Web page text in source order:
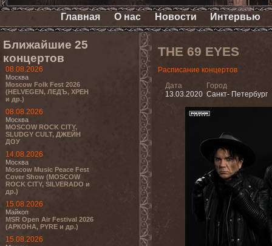
Главная О нас Новости Интервью
Ближайшие 25
концертов
08.08.2026
Москва
Moscow Folk Fest 2026
(HELVEGEN, ЛЕДЪ, ХРЕН
и др.)
08.08.2026
Москва
MOSCOW ROCK CITY,
SLUDGY CULT, ДЖЕЙН
ДОУ
14.08.2026
Москва
Moscow Music Peace Fest
Cover Show (MOSCOW
ROCK CITY, SILVERADO и
др.)
15.08.2026
Майкоп
MSR Open Air Festival 2026
(АРКОНА, PYRE и др.)
15.08.2026
THE 69 EYES
Расписание концертов
Дата
13.03.2020
Город
Санкт- Петербург